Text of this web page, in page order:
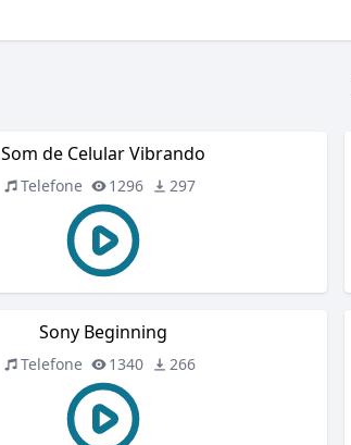
Som de Celular Vibrando
Telefone 1296 297
Sony Beginning
Telefone 1340 266